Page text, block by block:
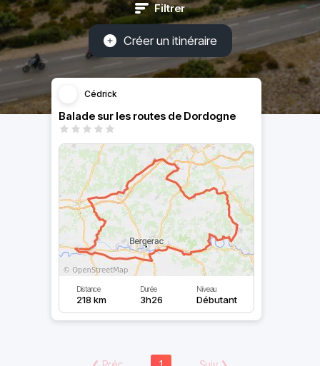
Filtrer
Créer un itinéraire
Cédrick
Balade sur les routes de Dordogne
Distance
218 km
Durée
3h26
Niveau
Débutant